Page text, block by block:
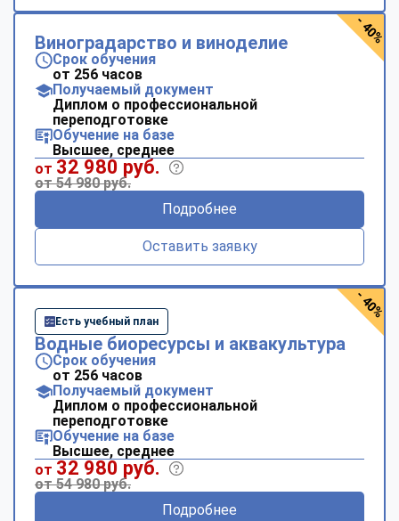
Виноградарство и виноделие
Срок обучения
от 256 часов
Получаемый документ
Диплом о профессиональной
переподготовке
Обучение на базе
Высшее, среднее
от 32 980 руб.
от 54 980 руб.
Подробнее
Оставить заявку
- 40%
Есть учебный план
Водные биоресурсы и аквакультура
Срок обучения
от 256 часов
Получаемый документ
Диплом о профессиональной
переподготовке
Обучение на базе
Высшее, среднее
от 32 980 руб.
от 54 980 руб.
Подробнее
- 40%